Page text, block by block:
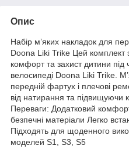
Опис
Набір м’яких накладок для
Doona Liki Trike Цей комплект
комфорт та захист дитини під
велосипеді Doona Liki Trike.
передній фартух і плечові
від натирання та підвищуючи
Переваги: Додатковий
безпечні матеріали Легко
Підходять для щоденного
моделей S1, S3, S5